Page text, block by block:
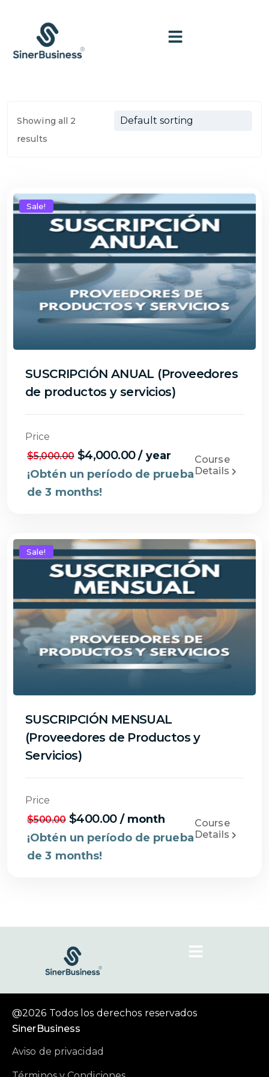
Showing all 2
results
Sale!
SUSCRIPCIÓN ANUAL (Proveedores
de productos y servicios)
Price
$5,000.00 $4,000.00/ year
¡Obtén un período de prueba
de 3 months!
Course
Details
Sale!
SUSCRIPCIÓN MENSUAL
(Proveedores de Productos y
Servicios)
Price
$500.00 $400.00/ month
¡Obtén un período de prueba
de 3 months!
Course
Details
@2026 Todos los derechos reservados
SinerBusiness
Aviso de privacidad